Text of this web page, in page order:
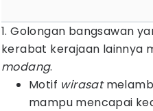
1. Golongan bangsawan
kerabat kerajaan lainnya
modang.
Motif wirasat
mampu mencapai